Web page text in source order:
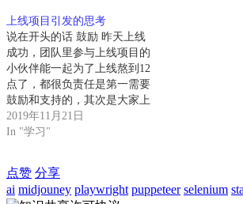
args) Main()
上线项目引发的思考
说在开头的话 鼓励 昨天上线
成功，团队里参与上线项目的
小伙伴能一起为了上线熬到12
点了，都很负责任是第一需要
鼓励和支持的，其次是大家上
线的状态也是很好的，且每个
人很明确自己的分工和要做的
了，很是欣慰，可我主导的公
司整个技术方向是： 以高效率
为前期，不加班为辅，不将小
2019年11月21日
In "学习"
点赞 分享
ai midjouney playwright puppeteer selenium